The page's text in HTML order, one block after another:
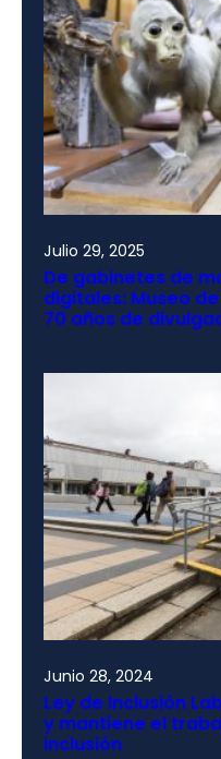
Julio 29, 2025
De gabinetes de
digitales: Museo
70 años de
Junio 28, 2024
Ley de Inclusión
y mantiene el
inclusión